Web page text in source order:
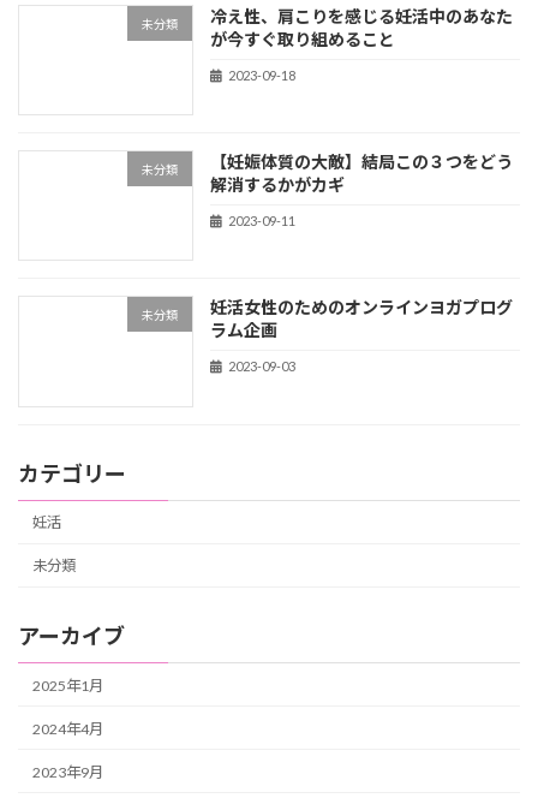
未分類
冷え性、肩こりを感じる妊活中のあなた
が今すぐ取り組めること
2023-09-18
未分類
【妊娠体質の大敵】結局この３つをどう
解消するかがカギ
2023-09-11
未分類
妊活女性のためのオンラインヨガプログ
ラム企画
2023-09-03
カテゴリー
妊活
未分類
アーカイブ
2025年1月
2024年4月
2023年9月